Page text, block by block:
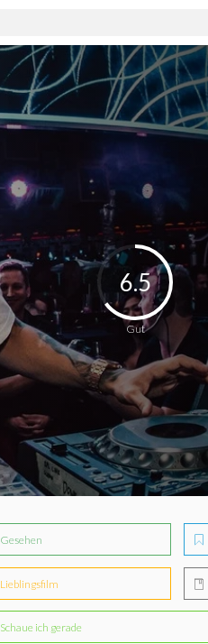
Gut
6.5
Gesehen
Lieblingsfilm
Schaue ich gerade